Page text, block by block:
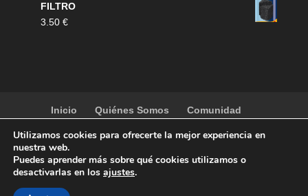
FILTRO
3.50 €
Inicio Quiénes Somos
Comunidad
Contacto
Tienda
Utilizamos cookies para ofrecerte la mejor experiencia en
nuestra web.
Puedes aprender más sobre qué cookies utilizamos o
desactivarlas en los ajustes.